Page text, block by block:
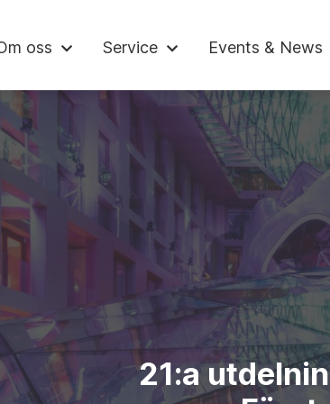
oss Service Events & News
21:a